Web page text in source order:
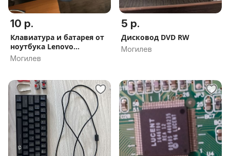
10 р.
Клавиатура и батарея от
ноутбука Lenovo
Ideapad330
Могилев
5 р.
Дисковод DVD RW
Могилев